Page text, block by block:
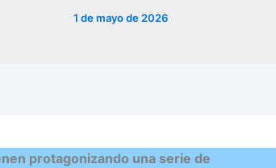
1 de mayo de 2026
protagonizando una serie de